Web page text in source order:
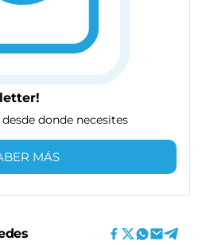
donde necesites
MÁS